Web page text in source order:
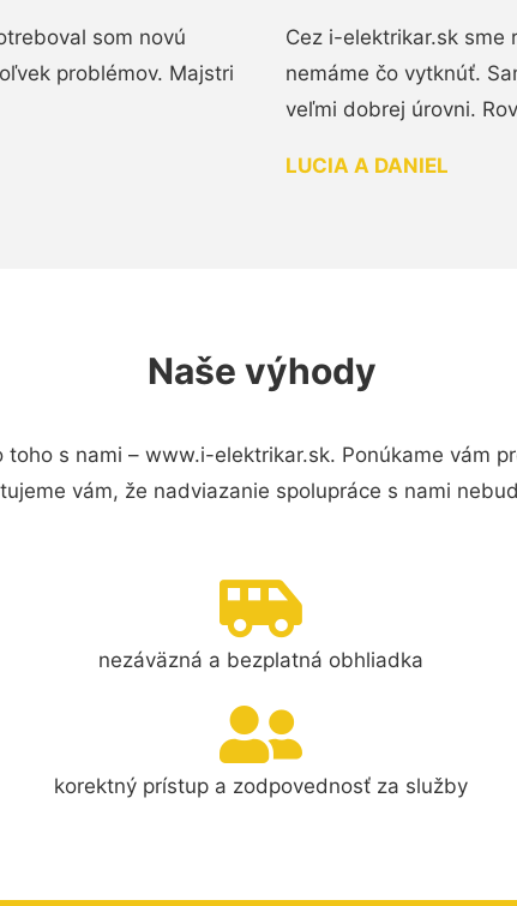
som novú
problémov. Majstri
Cez i-elektrikar.sk sme
nemáme čo vytknúť.
veľmi dobrej úrovni.
LUCIA A DANIEL
Naše výhody
toho s nami – www.i-elektrikar.sk. Ponúkame vám
vám, že nadviazanie spolupráce s nami
nezáväzná a bezplatná obhliadka
korektný prístup a zodpovednosť za služby